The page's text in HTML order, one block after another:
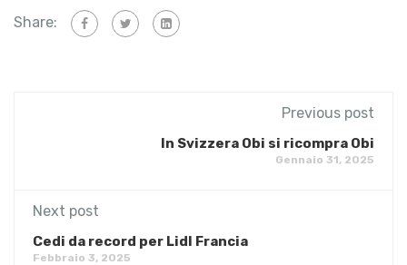
Share:
Previous post
In Svizzera Obi si ricompra Obi
Gennaio 31, 2025
Next post
Cedi da record per Lidl Francia
Febbraio 3, 2025